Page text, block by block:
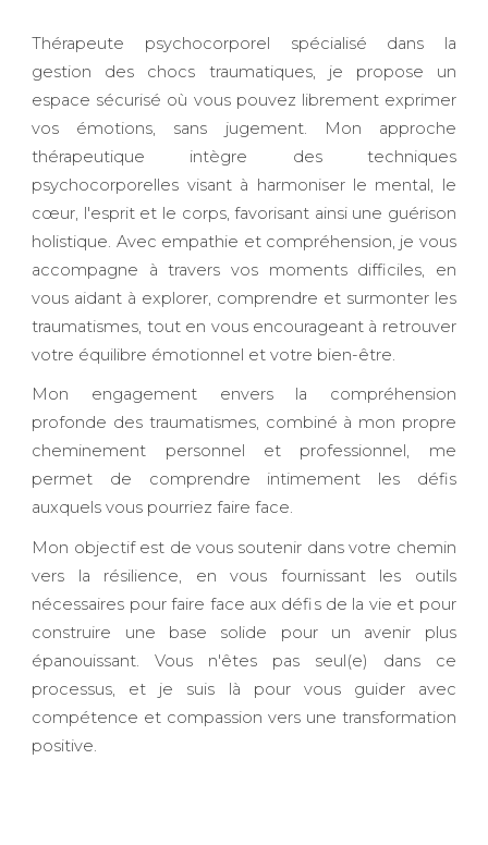
Thérapeute psychocorporel spécialisé dans la
gestion des chocs traumatiques, je propose un
espace sécurisé où vous pouvez librement exprimer
vos émotions, sans jugement. Mon approche
thérapeutique intègre des techniques
psychocorporelles visant à harmoniser le mental, le
cœur, l'esprit et le corps, favorisant ainsi une guérison
holistique. Avec empathie et compréhension, je vous
accompagne à travers vos moments difficiles, en
vous aidant à explorer, comprendre et surmonter les
traumatismes, tout en vous encourageant à retrouver
votre équilibre émotionnel et votre bien-être.
Mon engagement envers la compréhension
profonde des traumatismes, combiné à mon propre
cheminement personnel et professionnel, me
permet de comprendre intimement les défis
auxquels vous pourriez faire face.
Mon objectif est de vous soutenir dans votre chemin
vers la résilience, en vous fournissant les outils
nécessaires pour faire face aux défis de la vie et pour
construire une base solide pour un avenir plus
épanouissant. Vous n'êtes pas seul(e) dans ce
processus, et je suis là pour vous guider avec
compétence et compassion vers une transformation
positive.